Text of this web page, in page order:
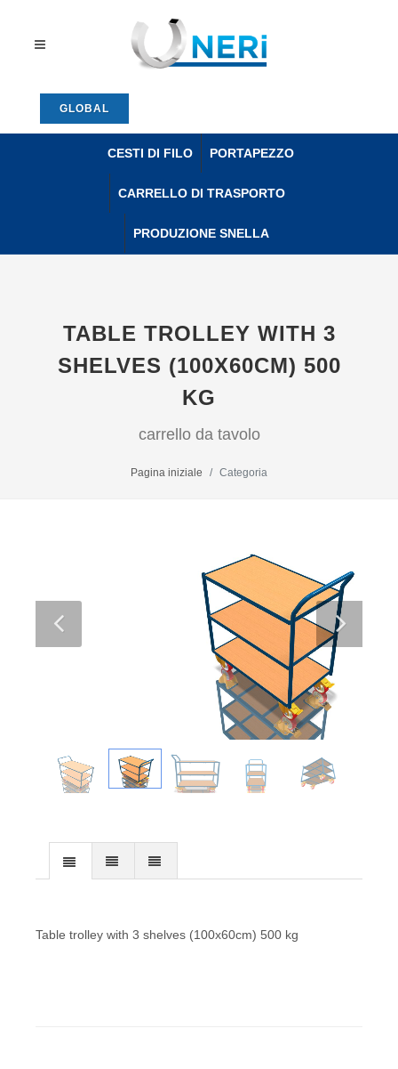
GLOBAL
CESTI DI FILO PORTAPEZZO
CARRELLO DI TRASPORTO
PRODUZIONE SNELLA
TABLE TROLLEY WITH 3
SHELVES (100X60CM) 500
KG
carrello da tavolo
Pagina iniziale Categoria
Table trolley with 3 shelves (100x60cm) 500 kg